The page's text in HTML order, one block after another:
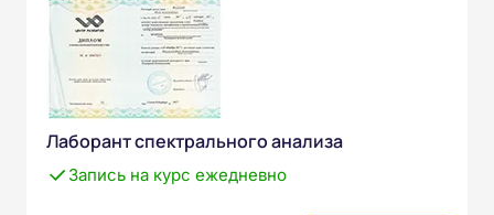
Лаборант спектрального анализа
Запись на курс ежедневно